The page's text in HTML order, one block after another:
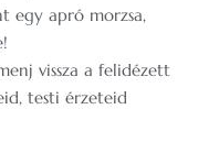
egy apró morzsa,
vissza a felidézett
testi érzeteid